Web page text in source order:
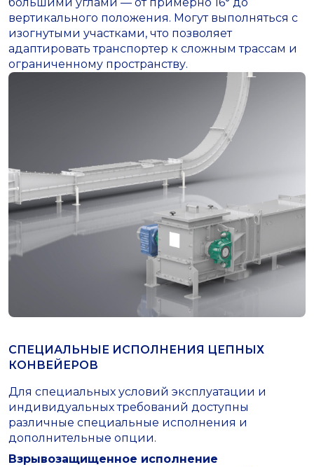
вертикального положения. Могут выполняться с
изогнутыми участками, что позволяет
адаптировать транспортер к сложным трассам и
ограниченному пространству.
СПЕЦИАЛЬНЫЕ ИСПОЛНЕНИЯ ЦЕПНЫХ
КОНВЕЙЕРОВ
Для специальных условий эксплуатации и
индивидуальных требований доступны
различные специальные исполнения и
дополнительные опции.
Взрывозащищенное исполнение